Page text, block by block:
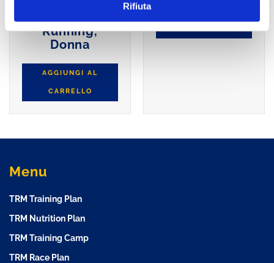
Rifiuta
Pantaloni Trail
Running,
Donna
AGGIUNGI AL
CARRELLO
Menu
TRM Training Plan
TRM Nutrition Plan
TRM Training Camp
TRM Race Plan